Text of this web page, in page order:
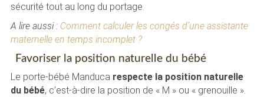
sécurité tout au long du portage.
A lire aussi : Comment calculer les congés d’une assistante
maternelle en temps incomplet ?
Favoriser la position naturelle du bébé
Le porte-bébé Manduca respecte la position naturelle
du bébé, c’est-à-dire la position de « M » ou « grenouille ».